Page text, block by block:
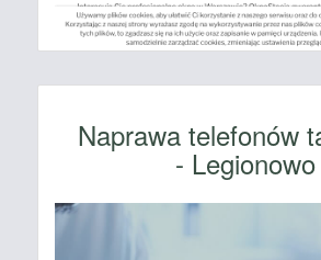
Naprawa telefonów
- Legionowo